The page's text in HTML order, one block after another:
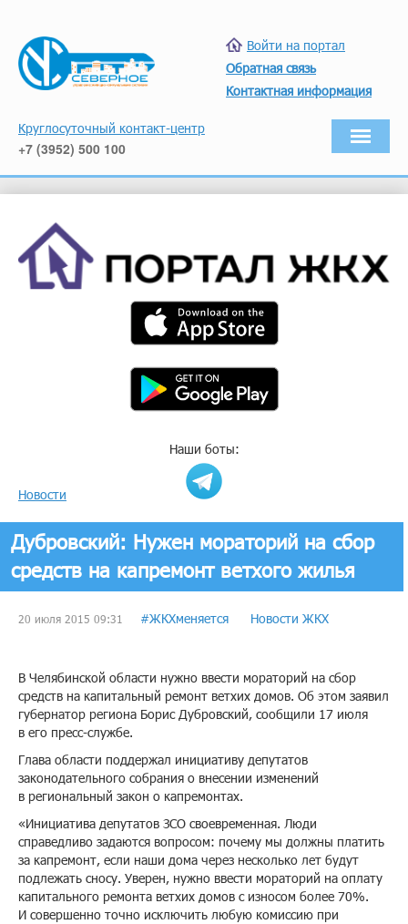
Войти на портал
Обратная связь
Контактная информация
Круглосуточный контакт-центр
+7 (3952) 500 100
Наши боты:
Новости
Дубровский: Нужен мораторий на сбор
средств на капремонт ветхого жилья
20 июля 2015 09:31 #ЖКХменяется Новости ЖКХ
В Челябинской области нужно ввести мораторий на сбор
средств на капитальный ремонт ветхих домов. Об этом заявил
губернатор региона Борис Дубровский, сообщили 17 июля
в его пресс-службе.
Глава области поддержал инициативу депутатов
законодательного собрания о внесении изменений
в региональный закон о капремонтах.
«Инициатива депутатов ЗСО своевременная. Люди
справедливо задаются вопросом: почему мы должны платить
за капремонт, если наши дома через несколько лет будут
подлежать сносу. Уверен, нужно ввести мораторий на оплату
капитального ремонта ветхих домов с износом более 70%.
И совершенно точно исключить любую комиссию при